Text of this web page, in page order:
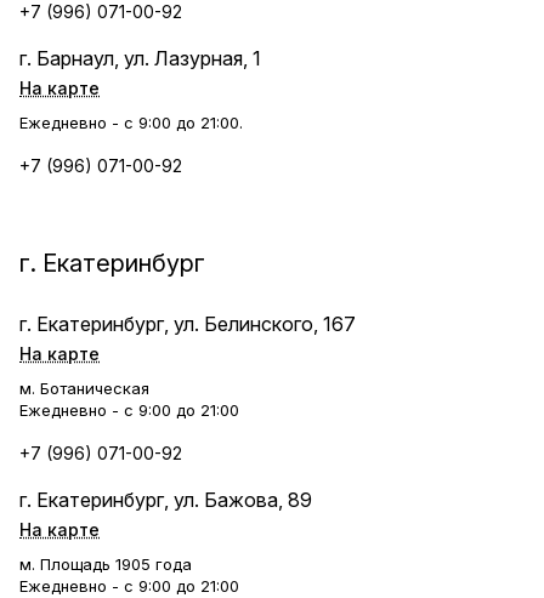
+7 (996) 071-00-92
г. Барнаул, ул. Лазурная, 1
На карте
Ежедневно - с 9:00 до 21:00.
+7 (996) 071-00-92
г. Екатеринбург
г. Екатеринбург, ул. Белинского, 167
На карте
м. Ботаническая
Ежедневно - с 9:00 до 21:00
+7 (996) 071-00-92
г. Екатеринбург, ул. Бажова, 89
На карте
м. Площадь 1905 года
Ежедневно - с 9:00 до 21:00